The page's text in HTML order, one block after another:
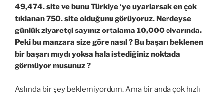
49,474. site ve bunu Türkiye ‘ye uyarlarsak en çok
tıklanan 750. site olduğunu görüyoruz. Nerdeyse
günlük ziyaretçi sayınız ortalama 10,000 civarında.
Peki bu manzara size göre nasıl ? Bu başarı beklenen
bir başarı mıydı yoksa hala istediğiniz noktada
görmüyor musunuz ?
Aslında bir şey beklemiyordum. Ama bir anda çok hızlı